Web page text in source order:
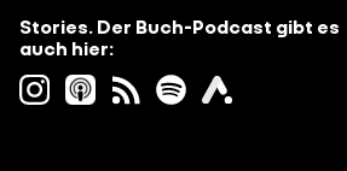
Stories. Der Buch-Podcast gibt es
auch hier: